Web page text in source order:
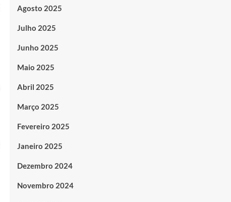
Agosto 2025
Julho 2025
Junho 2025
Maio 2025
Abril 2025
Março 2025
Fevereiro 2025
Janeiro 2025
Dezembro 2024
Novembro 2024